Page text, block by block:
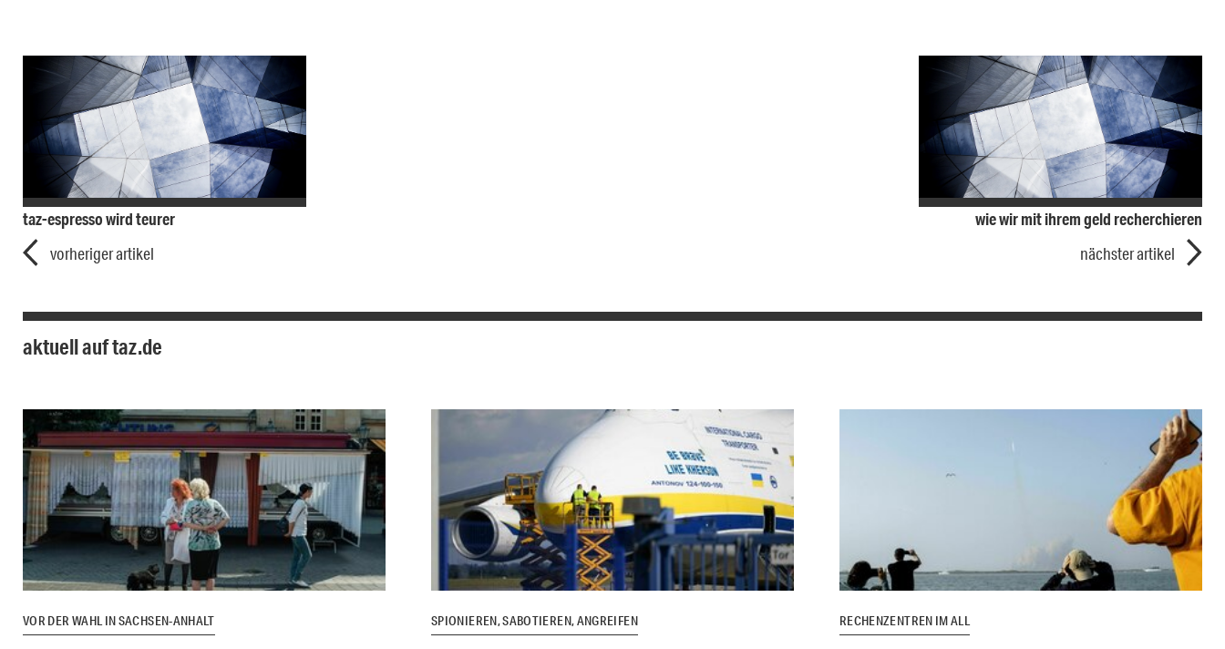
taz-espresso wird teurer
vorheriger artikel
wie wir mit ihrem geld recherchieren
nächster artikel
aktuell auf taz.de
VOR DER WAHL IN SACHSEN-ANHALT SPIONIEREN, SABOTIEREN, ANGREIFEN RECHENZENTREN IM ALL